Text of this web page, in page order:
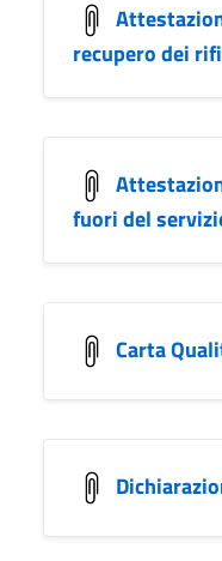
recupero dei
fuori del
Carta